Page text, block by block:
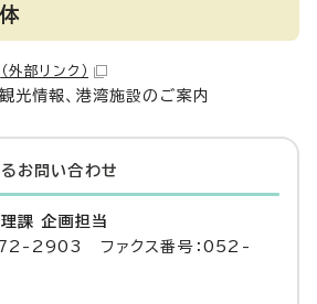
（外部リンク）
光情報、港湾施設のご案内
お問い合わせ
課 企画担当
2903 ファクス番号：052-